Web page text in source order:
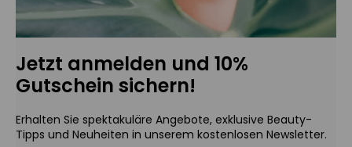
Jetzt anmelden und 10%
Gutschein sichern!
Erhalten Sie spektakuläre Angebote, exklusive Beauty-
Tipps und Neuheiten in unserem kostenlosen Newsletter.